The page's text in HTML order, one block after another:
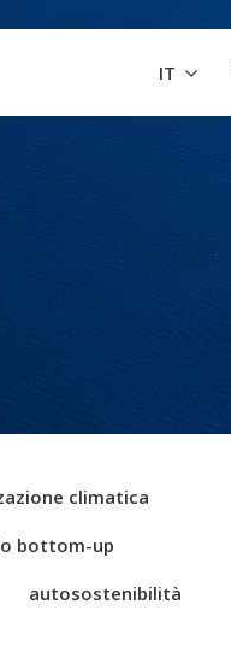
IT
climatica
bottom-up
autosostenibilità